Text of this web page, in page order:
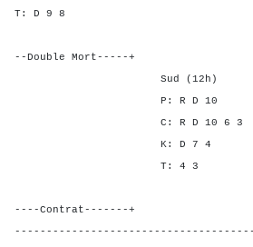
T: D 9 8
--Double Mort-----+
Sud (12h) |
P: R D 10 |
C: R D 10 6
K: D 7 4 |
T: 4 3 |
----Contrat-------+